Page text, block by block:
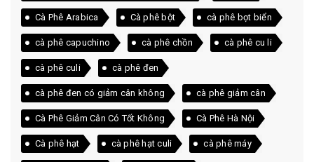
Cà Phê Arabica Cà phê bột cà phê bọt biển
cà phê capuchino cà phê chồn cà phê cu li
cà phê culi cà phê đen
cà phê đen có giảm cân không cà phê giảm cân
Cà Phê Giảm Cân Có Tốt Không Cà Phê Hà Nội
Cà phê hạt cà phê hạt culi cà phê máy